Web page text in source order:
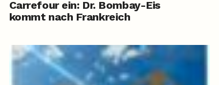
Carrefour ein: Dr. Bombay-Eis
kommt nach Frankreich